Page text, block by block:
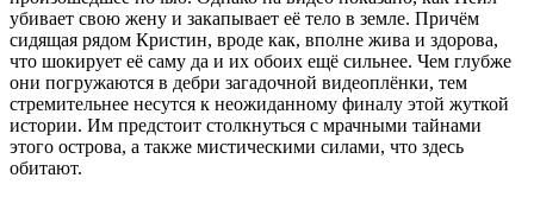
убивает свою жену и закапывает её тело в земле. Причём
сидящая рядом Кристин, вроде как, вполне жива и здорова,
что шокирует её саму да и их обоих ещё сильнее. Чем глубже
они погружаются в дебри загадочной видеоплёнки, тем
стремительнее несутся к неожиданному финалу этой жуткой
истории. Им предстоит столкнуться с мрачными тайнами
этого острова, а также мистическими силами, что здесь
обитают.